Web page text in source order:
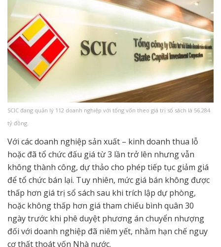
SCIC đang quản lý 112 doanh nghiệp với tổng vốn theo giá trị sổ sách là 56.284
tỷ đồng.
Với các doanh nghiệp sản xuất – kinh doanh thua lỗ
hoặc đã tổ chức đấu giá từ 3 lần trở lên nhưng vẫn
không thành công, dự thảo cho phép tiếp tục giảm giá
để tổ chức bán lại. Tuy nhiên, mức giá bán không được
thấp hơn giá trị sổ sách sau khi trích lập dự phòng,
hoặc không thấp hơn giá tham chiếu bình quân 30
ngày trước khi phê duyệt phương án chuyển nhượng
đối với doanh nghiệp đã niêm yết, nhằm hạn chế nguy
cơ thất thoát vốn Nhà nước.